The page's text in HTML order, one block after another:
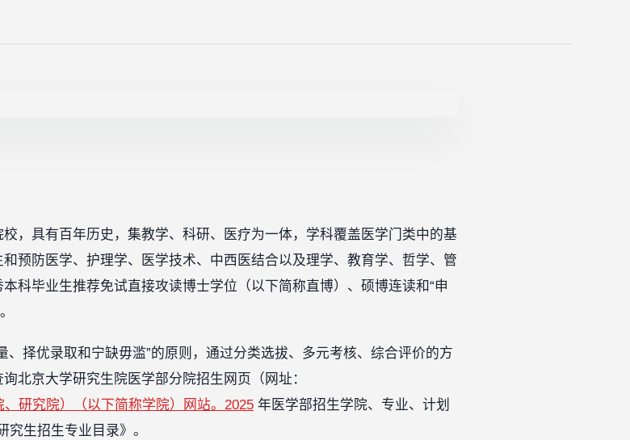
，具有百年历史，集教学、科研、医疗为一体，学科覆盖医学门类中的基
预防医学、护理学、医学技术、中西医结合以及理学、教育学、哲学、管
科毕业生推荐免试直接攻读博士学位（以下简称直博）、硕博连读和“申
、择优录取和宁缺毋滥”的原则，通过分类选拔、多元考核、综合评价的方
北京大学研究生院医学部分院招生网页（网址：
研究院）（以下简称学院）网站。2025 年医学部招生学院、专业、计划
生招生专业目录》。